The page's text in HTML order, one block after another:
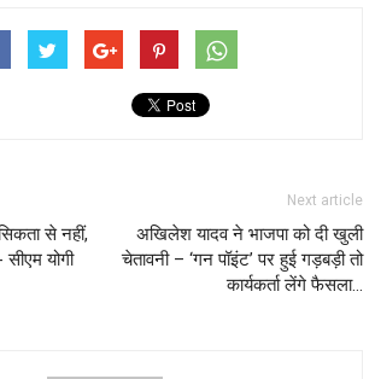
से नहीं,
योगी
Next article
अखिलेश यादव ने भाजपा को दी खुली
चेतावनी – ‘गन पॉइंट’ पर हुई गड़बड़ी तो
कार्यकर्ता लेंगे फैसला…